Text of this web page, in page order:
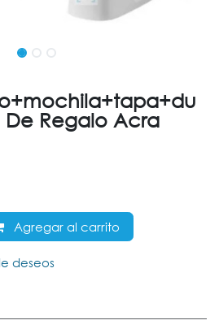
Regalo Acra
Agregar al carrito
deseos